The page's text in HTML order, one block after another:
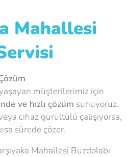
Mahallesi
müşterilerimiz için
ve hızlı çözüm sunuyoruz.
cihaz gürültülü çalışıyorsa,
sürede çözer.
Mahallesi Buzdolabı